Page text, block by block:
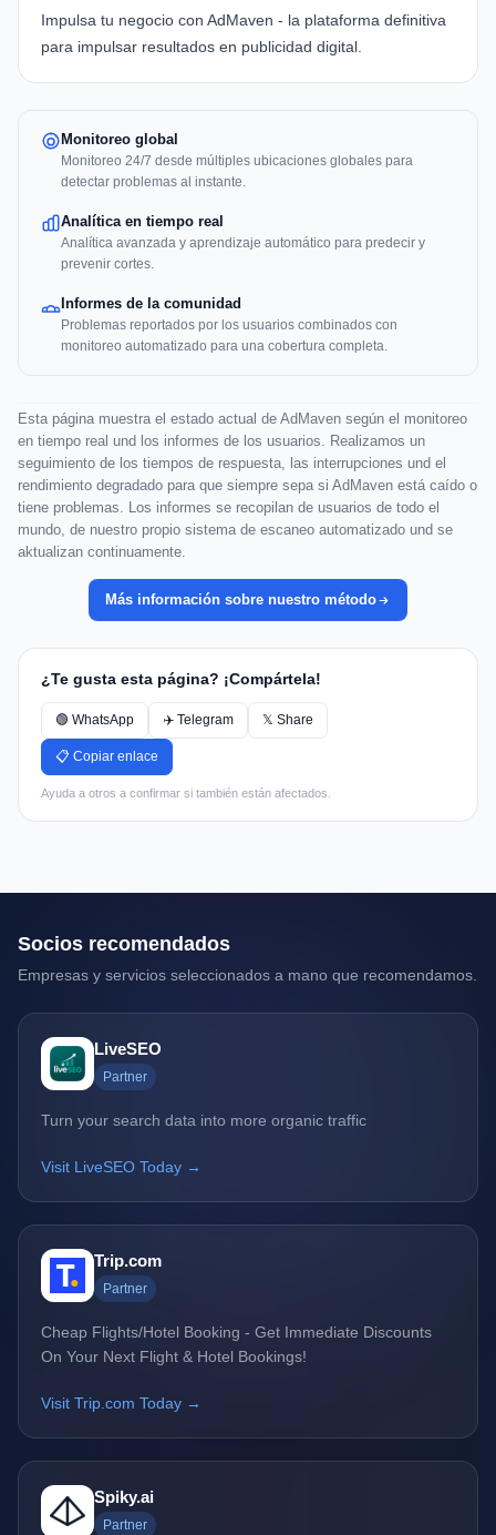
Impulsa tu negocio con AdMaven - la plataforma definitiva
para impulsar resultados en publicidad digital.
Monitoreo global
Monitoreo 24/7 desde múltiples ubicaciones globales para
detectar problemas al instante.
Analítica en tiempo real
Analítica avanzada y aprendizaje automático para predecir y
prevenir cortes.
Informes de la comunidad
Problemas reportados por los usuarios combinados con
monitoreo automatizado para una cobertura completa.
Esta página muestra el estado actual de AdMaven según el monitoreo
en tiempo real und los informes de los usuarios. Realizamos un
seguimiento de los tiempos de respuesta, las interrupciones und el
rendimiento degradado para que siempre sepa si AdMaven está caído o
tiene problemas. Los informes se recopilan de usuarios de todo el
mundo, de nuestro propio sistema de escaneo automatizado und se
aktualizan continuamente.
Más información sobre nuestro método
¿Te gusta esta página? ¡Compártela!
🟢 WhatsApp ✈️ Telegram 𝕏 Share
📋 Copiar enlace
Ayuda a otros a confirmar si también están afectados.
Socios recomendados
Empresas y servicios seleccionados a mano que recomendamos.
LiveSEO
Partner
Turn your search data into more organic traffic
Visit LiveSEO Today →
Trip.com
Partner
Cheap Flights/Hotel Booking - Get Immediate Discounts
On Your Next Flight & Hotel Bookings!
Visit Trip.com Today →
Spiky.ai
Partner